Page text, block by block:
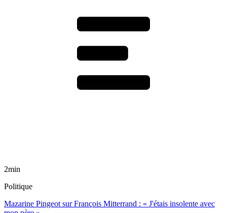
2min
Politique
Mazarine Pingeot sur François Mitterrand : « J'étais insolente avec